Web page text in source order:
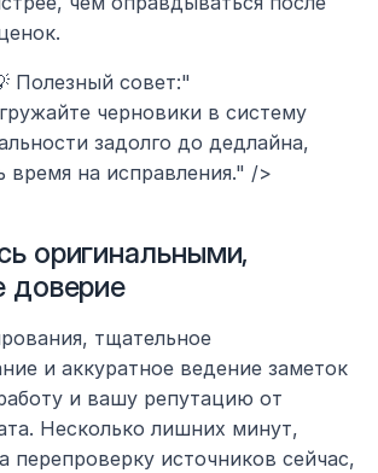
Полезный совет:"
черновики в систему
задолго до дедлайна,
время на исправления." />
оригинальными,
доверие
тщательное
и аккуратное ведение заметок
и вашу репутацию от
Несколько лишних минут,
перепроверку источников сейчас,